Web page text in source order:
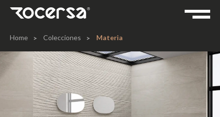
Home Colecciones Materia